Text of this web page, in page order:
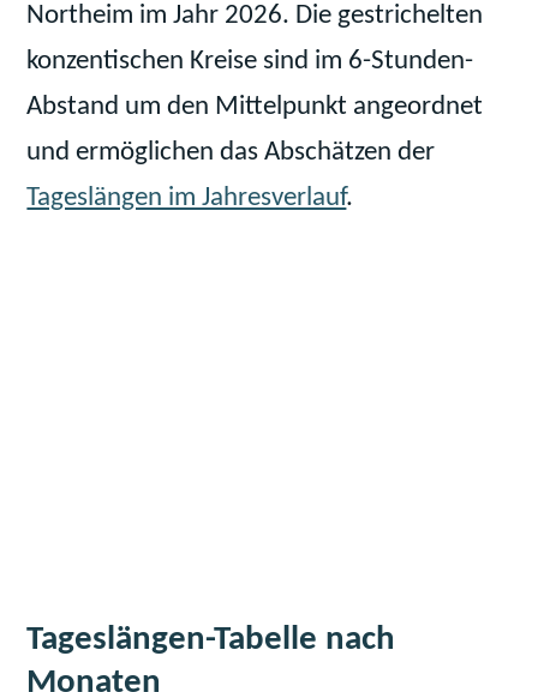
Northeim im Jahr 2026. Die gestrichelten
konzentischen Kreise sind im 6-Stunden-
Abstand um den Mittelpunkt angeordnet
und ermöglichen das Abschätzen der
Tageslängen im Jahresverlauf.
Tageslängen-Tabelle nach
Monaten